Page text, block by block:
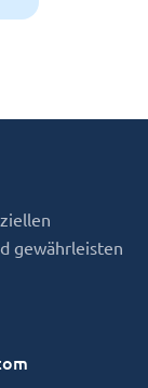
gewährleisten